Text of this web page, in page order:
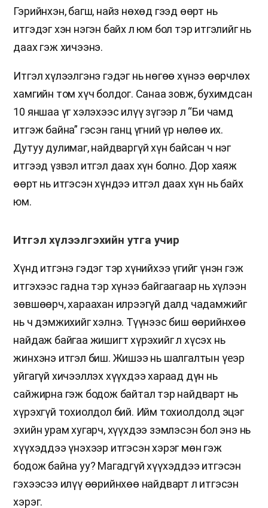
Гэрийнхэн, багш, найз нөхөд гээд өөрт нь
итгэдэг хэн нэгэн байх л юм бол тэр итгэлийг нь
даах гэж хичээнэ.
Итгэл хүлээлгэнэ гэдэг нь нөгөө хүнээ өөрчлөх
хамгийн том хүч болдог. Санаа зовж, бухимдсан
10 яншаа үг хэлэхээс илүү зүгээр л “Би чамд
итгэж байна” гэсэн ганц үгний үр нөлөө их.
Дутуу дулимаг, найдваргүй хүн байсан ч нэг
итгээд үзвэл итгэл даах хүн болно. Дор хаяж
өөрт нь итгэсэн хүндээ итгэл даах хүн нь байх
юм.
Итгэл хүлээлгэхийн утга учир
Хүнд итгэнэ гэдэг тэр хүнийхээ үгийг үнэн гэж
итгэхээс гадна тэр хүнээ байгаагаар нь хүлээн
зөвшөөрч, хараахан илрээгүй далд чадамжийг
нь ч дэмжихийг хэлнэ. Түүнээс биш өөрийнхөө
найдаж байгаа жишигт хүрэхийг л хүсэх нь
жинхэнэ итгэл биш. Жишээ нь шалгалтын үеэр
уйгагүй хичээллэх хүүхдээ хараад дүн нь
сайжирна гэж бодож байтал тэр найдварт нь
хүрэхгүй тохиолдол бий. Ийм тохиолдолд эцэг
эхийн урам хугарч, хүүхдээ зэмлэсэн бол энэ нь
хүүхэддээ үнэхээр итгэсэн хэрэг мөн гэж
бодож байна уу? Магадгүй хүүхэддээ итгэсэн
гэхээсээ илүү өөрийнхөө найдварт л итгэсэн
хэрэг.